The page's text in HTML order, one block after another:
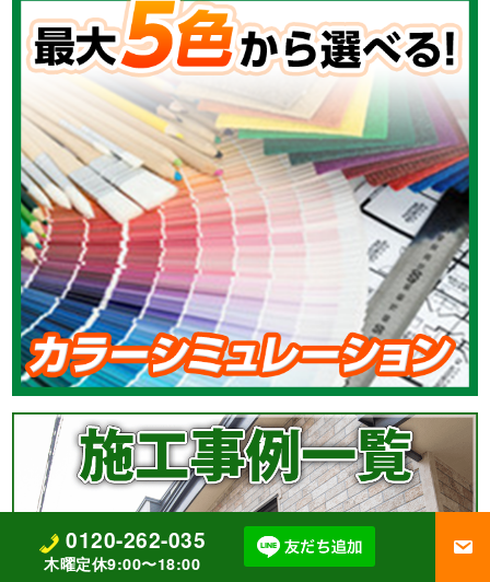
0120-262-035
木曜定休9:00〜18:00